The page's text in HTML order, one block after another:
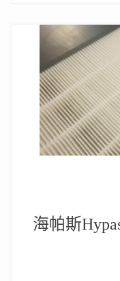
海帕斯